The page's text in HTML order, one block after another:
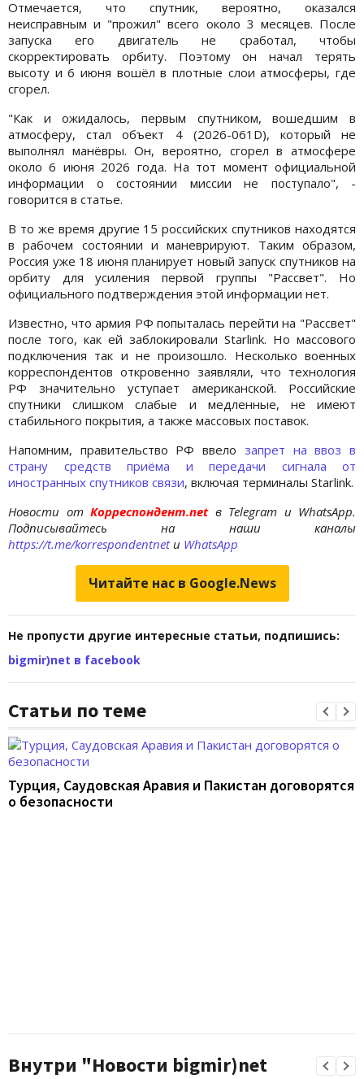
Отмечается, что спутник, вероятно, оказался
неисправным и "прожил" всего около 3 месяцев. После
запуска его двигатель не сработал, чтобы
скорректировать орбиту. Поэтому он начал терять
высоту и 6 июня вошёл в плотные слои атмосферы, где
сгорел.
"Как и ожидалось, первым спутником, вошедшим в
атмосферу, стал объект 4 (2026-061D), который не
выполнял манёвры. Он, вероятно, сгорел в атмосфере
около 6 июня 2026 года. На тот момент официальной
информации о состоянии миссии не поступало", -
говорится в статье.
В то же время другие 15 российских спутников находятся
в рабочем состоянии и маневрируют. Таким образом,
Россия уже 18 июня планирует новый запуск спутников на
орбиту для усиления первой группы "Рассвет". Но
официального подтверждения этой информации нет.
Известно, что армия РФ попыталась перейти на "Рассвет"
после того, как ей заблокировали Starlink. Но массового
подключения так и не произошло. Несколько военных
корреспондентов откровенно заявляли, что технология
РФ значительно уступает американской. Российские
спутники слишком слабые и медленные, не имеют
стабильного покрытия, а также массовых поставок.
Напомним, правительство РФ ввело запрет на ввоз в
страну средств приёма и передачи сигнала от
иностранных спутников связи, включая терминалы Starlink.
Новости отКорреспондент.net в Telegram и WhatsApp.
Подписывайтесь на наши каналы
https://t.me/korrespondentnetи WhatsApp
Читайте нас в Google.News
Не пропусти другие интересные статьи, подпишись:
bigmir)net в facebook
Статьи по теме
Турция, Саудовская Аравия и Пакистан договорятся
о безопасности
Внутри "Новости bigmir)net